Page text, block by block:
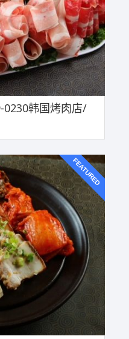
0230韩国烤肉店/
FEATURED